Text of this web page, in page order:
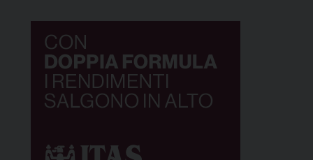
cucina coreana, […]